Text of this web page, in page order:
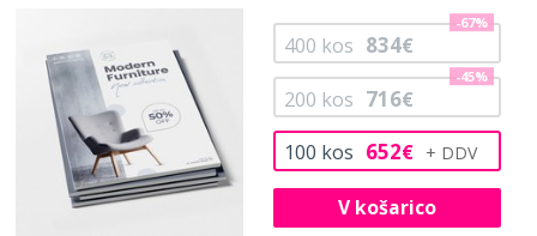
100 kos 652€
200 kos 716€
-45%
400 kos 834€
-67%
V košarico